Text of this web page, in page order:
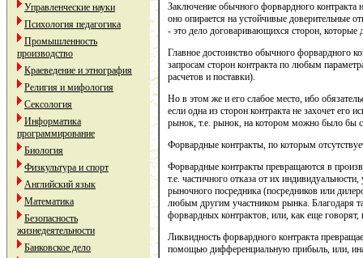
Управленческие науки
Психология педагогика
Промышленность
производство
Краеведение и этнография
Религия и мифология
Сексология
Информатика
программирование
Биология
Физкультура и спорт
Английский язык
Математика
Безопасность
жизнедеятельности
Банковское дело
Заключение обычного форвардного контракта
оно опирается на устойчивые доверительные
- это дело договаривающихся сторон,
Главное достоинство обычного форвардного
запросам сторон контракта по любым
расчетов и поставки).
Но в этом же и его слабое место, ибо
если одна из сторон контракта не захочет
рынок, т.е. рынок, на котором можно было бы
Форвардные контракты, по которым
Форвардные контракты превращаются в
т.е. частичного отказа от их
рыночного посредника (посредников или
любым другим участником рынка. Благодаря
форвардных контрактов, или, как еще
Ликвидность форвардного контракта
помощью дифференциальную прибыль, или,